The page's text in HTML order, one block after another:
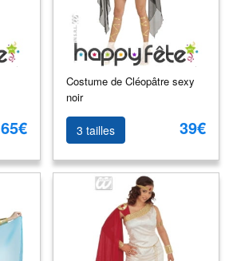
65€
Costume de Cléopâtre sexy
noir
3 tailles 39€